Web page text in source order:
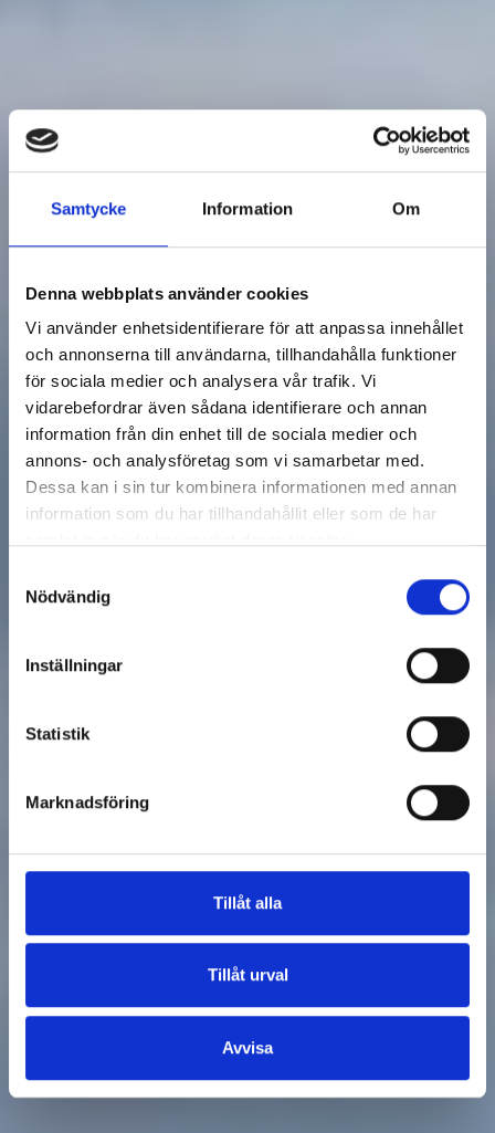
Samtycke Information Om
Denna webbplats använder cookies
Vi använder enhetsidentifierare för att anpassa innehållet
och annonserna till användarna, tillhandahålla funktioner
för sociala medier och analysera vår trafik. Vi
vidarebefordrar även sådana identifierare och annan
information från din enhet till de sociala medier och
annons- och analysföretag som vi samarbetar med.
Dessa kan i sin tur kombinera informationen med annan
information som du har tillhandahållit eller som de har
Nödvändig
Inställningar
Statistik
Marknadsföring
Tillåt alla
Tillåt urval
Avvisa